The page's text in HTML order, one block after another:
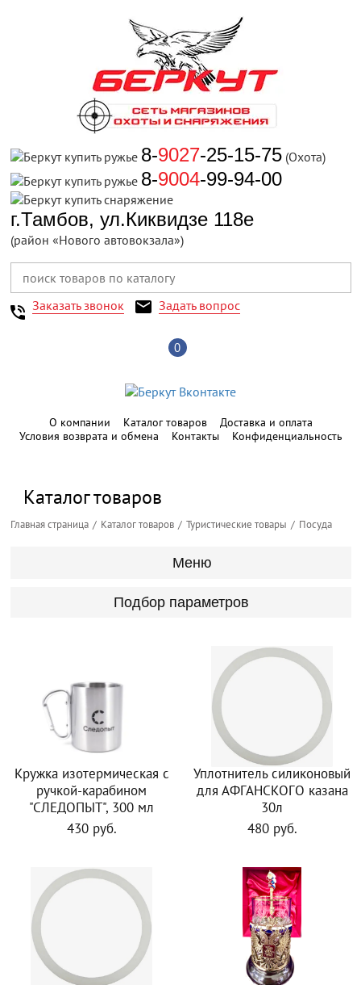
8-9027-25-15-75 (Охота)
8-9004-99-94-00
г.Тамбов, ул.Киквидзе 118е
(район «Нового автовокзала»)
Заказать звонок Задать вопрос
0
О компании Каталог товаров
Доставка и оплата
Условия возврата и обмена
Контакты Конфиденциальность
Каталог товаров
Главная страница Каталог товаров Туристические товары Посуда
Меню
Подбор параметров
Кружка изотермическая с
ручкой-карабином
"СЛЕДОПЫТ", 300 мл
430 руб.
Уплотнитель силиконовый
для АФГАНСКОГО казана
30л
480 руб.